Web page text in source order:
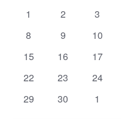
VON
VERANSTALTUNGEN
0
1
0
2
0
3
0
8
0
9
0
10
0
15
0
16
0
17
0
22
0
23
0
24
0
29
0
30
0
1